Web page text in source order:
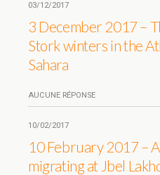
03/12/2017
3 December 2017 –
Stork winters in the
Sahara
AUCUNE RÉPONSE
10/02/2017
10 February 2017 –
migrating at Jbel